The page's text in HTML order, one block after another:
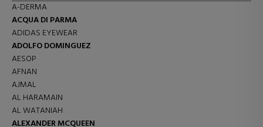
A-DERMA
ACQUA DI PARMA
ADIDAS EYEWEAR
ADOLFO DOMINGUEZ
AESOP
AFNAN
AJMAL
AL HARAMAIN
AL WATANIAH
ALEXANDER MCQUEEN